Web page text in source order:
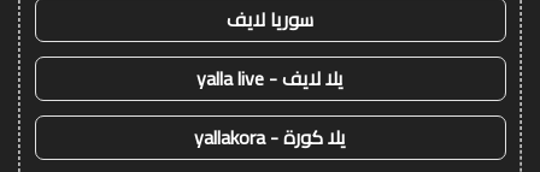
سوريا لايف
يلا لايف - yalla live
يلا كورة - yallakora